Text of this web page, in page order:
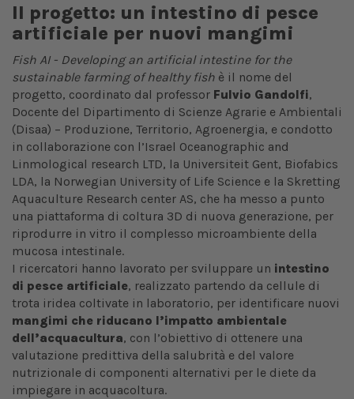
Il progetto: un intestino di pesce
artificiale per nuovi mangimi
Fish AI - Developing an artificial intestine for the
sustainable farming of healthy fish è il nome del
progetto, coordinato dal professor Fulvio Gandolfi,
Docente del Dipartimento di Scienze Agrarie e Ambientali
(Disaa) – Produzione, Territorio, Agroenergia, e condotto
in collaborazione con l’Israel Oceanographic and
Linmological research LTD, la Universiteit Gent, Biofabics
LDA, la Norwegian University of Life Science e la Skretting
Aquaculture Research center AS, che ha messo a punto
una piattaforma di coltura 3D di nuova generazione, per
riprodurre in vitro il complesso microambiente della
mucosa intestinale.
I ricercatori hanno lavorato per sviluppare un intestino
di pesce artificiale, realizzato partendo da cellule di
trota iridea coltivate in laboratorio, per identificare nuovi
mangimi che riducano l’impatto ambientale
dell’acquacultura, con l’obiettivo di ottenere una
valutazione predittiva della salubrità e del valore
nutrizionale di componenti alternativi per le diete da
impiegare in acquacoltura.